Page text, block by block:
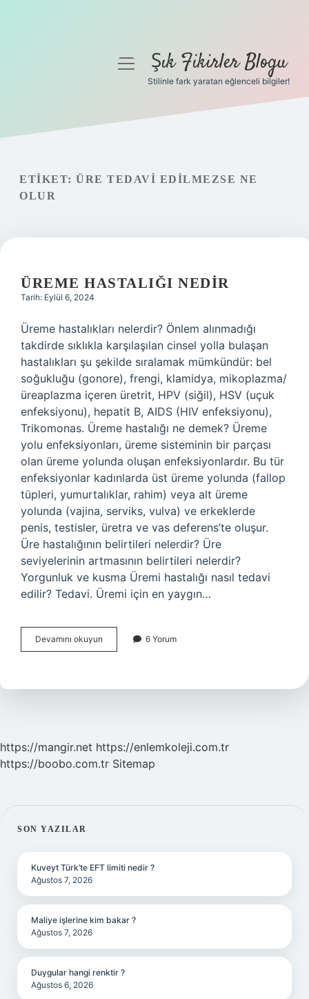
Gizlilik Politikası
Hakkımızda
menüyüŞık Fikirler Blogu
Stilinle fark yaratan eğlenceli bilgiler!
ETIKET: ÜRE TEDAVI EDILMEZSE NE
OLUR
ÜREME HASTALIĞI NEDIR
Tarih: Eylül 6, 2024
Üreme hastalıkları nelerdir? Önlem alınmadığı
takdirde sıklıkla karşılaşılan cinsel yolla bulaşan
hastalıkları şu şekilde sıralamak mümkündür: bel
soğukluğu (gonore), frengi, klamidya, mikoplazma/
üreaplazma içeren üretrit, HPV (siğil), HSV (uçuk
enfeksiyonu), hepatit B, AIDS (HIV enfeksiyonu),
Trikomonas. Üreme hastalığı ne demek? Üreme
yolu enfeksiyonları, üreme sisteminin bir parçası
olan üreme yolunda oluşan enfeksiyonlardır. Bu tür
enfeksiyonlar kadınlarda üst üreme yolunda (fallop
tüpleri, yumurtalıklar, rahim) veya alt üreme
yolunda (vajina, serviks, vulva) ve erkeklerde
penis, testisler, üretra ve vas deferens’te oluşur.
Üre hastalığının belirtileri nelerdir? Üre
seviyelerinin artmasının belirtileri nelerdir?
Yorgunluk ve kusma Üremi hastalığı nasıl tedavi
edilir? Tedavi. Üremi için en yaygın…
Devamını okuyun
Hastalığı
6 Yorum
https://mangir.net https://enlemkoleji.com.tr
https://boobo.com.tr Sitemap
SIDEBAR
SON YAZILAR
Kuveyt Türk’te EFT limiti nedir ?
Ağustos 7, 2026
Maliye işlerine kim bakar ?
Ağustos 7, 2026
Duygular hangi renktir ?
Ağustos 6, 2026